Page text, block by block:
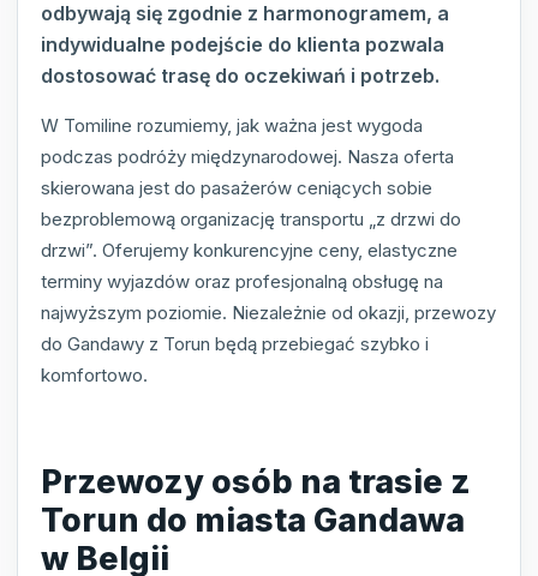
odbywają się zgodnie z harmonogramem, a
indywidualne podejście do klienta pozwala
dostosować trasę do oczekiwań i potrzeb.
W Tomiline rozumiemy, jak ważna jest wygoda
podczas podróży międzynarodowej. Nasza oferta
skierowana jest do pasażerów ceniących sobie
bezproblemową organizację transportu „z drzwi do
drzwi”. Oferujemy konkurencyjne ceny, elastyczne
terminy wyjazdów oraz profesjonalną obsługę na
najwyższym poziomie. Niezależnie od okazji, przewozy
do Gandawy z Torun będą przebiegać szybko i
komfortowo.
Przewozy osób na trasie z
Torun do miasta Gandawa
w Belgii